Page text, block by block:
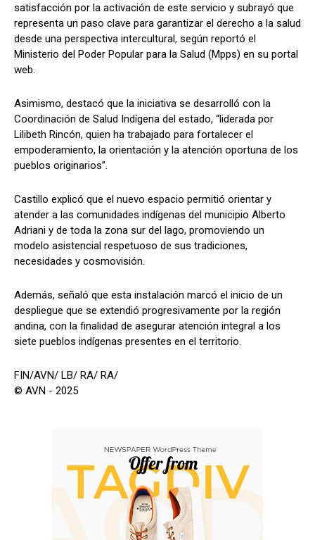
satisfacción por la activación de este servicio y subrayó que
representa un paso clave para garantizar el derecho a la salud
desde una perspectiva intercultural, según reportó el
Ministerio del Poder Popular para la Salud (Mpps) en su portal
web.
Asimismo, destacó que la iniciativa se desarrolló con la
Coordinación de Salud Indígena del estado, “liderada por
Lilibeth Rincón, quien ha trabajado para fortalecer el
empoderamiento, la orientación y la atención oportuna de los
pueblos originarios”.
Castillo explicó que el nuevo espacio permitió orientar y
atender a las comunidades indígenas del municipio Alberto
Adriani y de toda la zona sur del lago, promoviendo un
modelo asistencial respetuoso de sus tradiciones,
necesidades y cosmovisión.
Además, señaló que esta instalación marcó el inicio de un
despliegue que se extendió progresivamente por la región
andina, con la finalidad de asegurar atención integral a los
siete pueblos indígenas presentes en el territorio.
FIN/AVN/ LB/ RA/ RA/
© AVN - 2025